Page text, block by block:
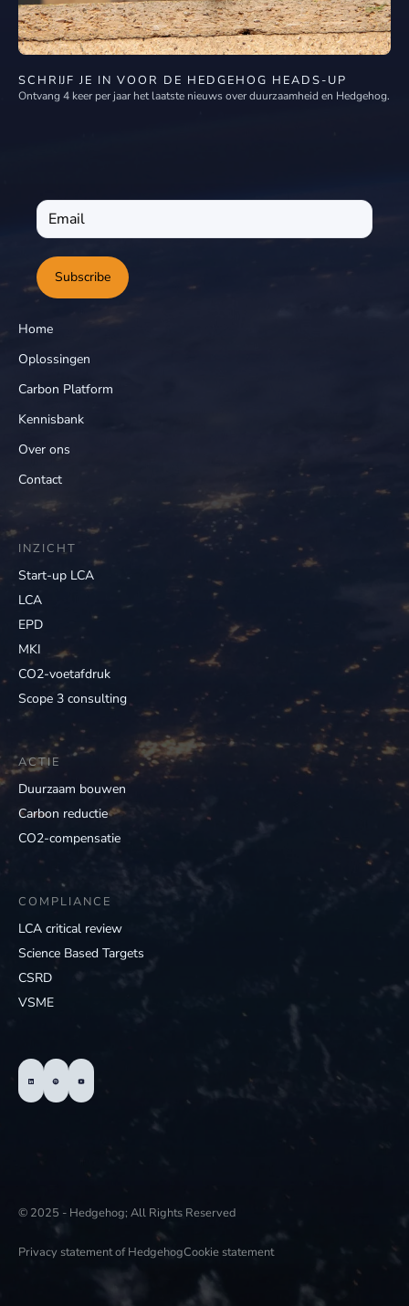
SCHRIJF JE IN VOOR DE HEDGEHOG HEADS-UP
Ontvang 4 keer per jaar het laatste nieuws over duurzaamheid en Hedgehog.
Subscribe
Home
Oplossingen
Carbon Platform
Kennisbank
Over ons
Contact
INZICHT
Start-up LCA
LCA
EPD
MKI
CO2-voetafdruk
Scope 3 consulting
ACTIE
Duurzaam bouwen
Carbon reductie
CO2-compensatie
COMPLIANCE
LCA critical review
Science Based Targets
CSRD
VSME
© 2025 - Hedgehog; All Rights Reserved
Privacy statement of HedgehogCookie statement